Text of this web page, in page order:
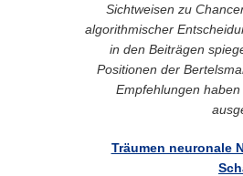
Sichtweisen zu
algorithmischer
in den Beiträgen
Positionen der
Empfehlungen
Träumen neuronale